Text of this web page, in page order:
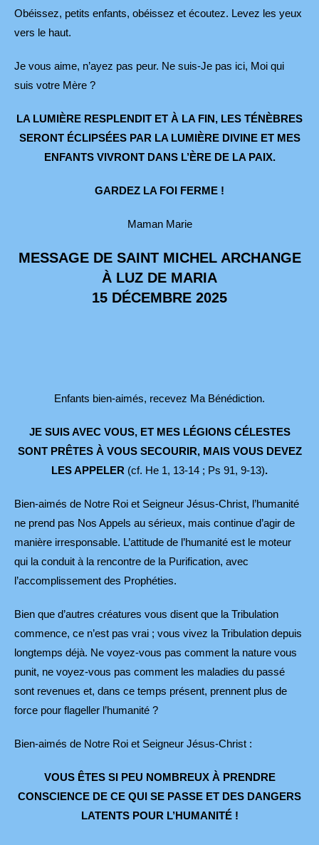
Obéissez, petits enfants, obéissez et écoutez. Levez les yeux
vers le haut.
Je vous aime, n’ayez pas peur. Ne suis-Je pas ici, Moi qui
suis votre Mère ?
LA LUMIÈRE RESPLENDIT ET À LA FIN, LES TÉNÈBRES
SERONT ÉCLIPSÉES PAR LA LUMIÈRE DIVINE ET MES
ENFANTS VIVRONT DANS L’ÈRE DE LA PAIX.
GARDEZ LA FOI FERME !
Maman Marie
MESSAGE DE SAINT MICHEL ARCHANGE
À LUZ DE MARIA
15 DÉCEMBRE 2025
Enfants bien-aimés, recevez Ma Bénédiction.
JE SUIS AVEC VOUS, ET MES LÉGIONS CÉLESTES
SONT PRÊTES À VOUS SECOURIR, MAIS VOUS DEVEZ
LES APPELER (cf. He 1, 13-14 ; Ps 91, 9-13).
Bien-aimés de Notre Roi et Seigneur Jésus-Christ, l’humanité
ne prend pas Nos Appels au sérieux, mais continue d’agir de
manière irresponsable. L’attitude de l’humanité est le moteur
qui la conduit à la rencontre de la Purification, avec
l’accomplissement des Prophéties.
Bien que d’autres créatures vous disent que la Tribulation
commence, ce n’est pas vrai ; vous vivez la Tribulation depuis
longtemps déjà. Ne voyez-vous pas comment la nature vous
punit, ne voyez-vous pas comment les maladies du passé
sont revenues et, dans ce temps présent, prennent plus de
force pour flageller l’humanité ?
Bien-aimés de Notre Roi et Seigneur Jésus-Christ :
VOUS ÊTES SI PEU NOMBREUX À PRENDRE
CONSCIENCE DE CE QUI SE PASSE ET DES DANGERS
LATENTS POUR L’HUMANITÉ !